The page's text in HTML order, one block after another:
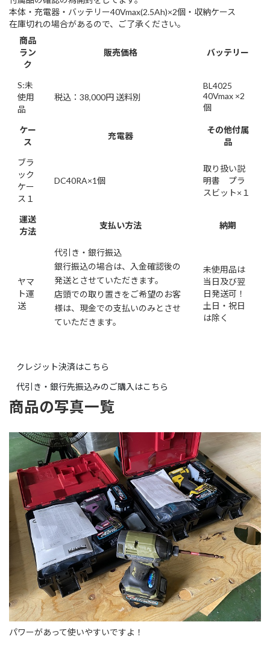
本体・充電器・バッテリー40Vmax(2.5Ah)×2個・収納ケース
在庫切れの場合があるので、ご了承ください。
商品
ラン
ク
販売価格 バッテリー
S:未
使用
品
税込：38,000円 送料別
BL4025
40Vmax ×2
個
ケー
ス
充電器
その他付属
品
ブラ
ック
ケー
ス１
DC40RA×1個
取り扱い説
明書 プラ
スビット×１
運送
方法
支払い方法 納期
ヤマ
ト運
送
代引き・銀行振込
銀行振込の場合は、入金確認後の
発送とさせていただきます。
店頭での取り置きをご希望のお客
様は、現金での支払いのみとさせ
ていただきます。
未使用品は
当日及び翌
日発送可！
土日・祝日
は除く
クレジット決済はこちら
代引き・銀行先振込みのご購入はこちら
商品の写真一覧
パワーがあって使いやすいですよ！